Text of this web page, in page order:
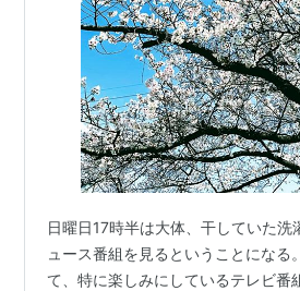
日曜日17時半は大体、干していた洗
ュース番組を見るということになる
て、特に楽しみにしているテレビ番